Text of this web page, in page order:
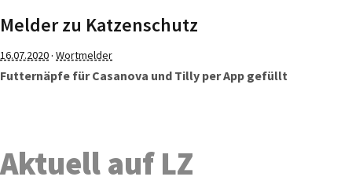
Melder zu Katzenschutz
16.07.2020· Wortmelder
Futternäpfe für Casanova und Tilly per App gefüllt
Aktuell auf LZ